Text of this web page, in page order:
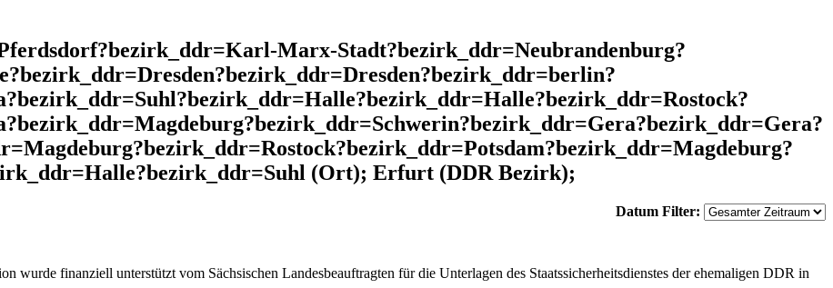
Marx-Stadt?bezirk_ddr=Neubrandenburg?
(Ort); Erfurt (DDR Bezirk);
Datum Filter:
wurde finanziell unterstützt vom Sächsischen Landesbeauftragten für die Unterlagen des Staatssicherheitsdienstes der ehemaligen DDR in